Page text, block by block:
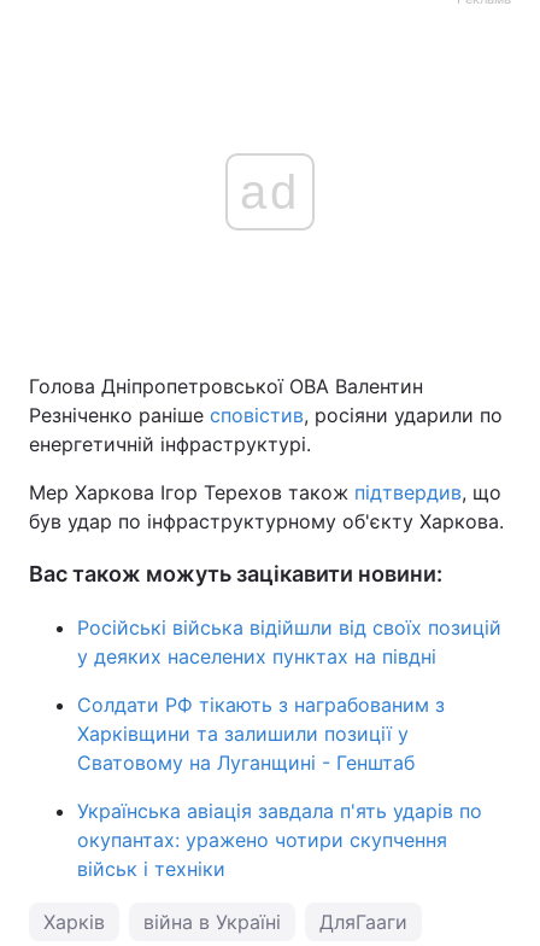
ad
Голова Дніпропетровської ОВА Валентин
Резніченко раніше сповістив, росіяни ударили по
енергетичній інфраструктурі.
Мер Харкова Ігор Терехов також підтвердив, що
був удар по інфраструктурному об'єкту Харкова.
Вас також можуть зацікавити новини:
Російські війська відійшли від своїх позицій
у деяких населених пунктах на півдні
Солдати РФ тікають з награбованим з
Харківщини та залишили позиції у
Сватовому на Луганщині - Генштаб
Українська авіація завдала п'ять ударів по
окупантах: уражено чотири скупчення
військ і техніки
Харків війна в Україні ДляГааги